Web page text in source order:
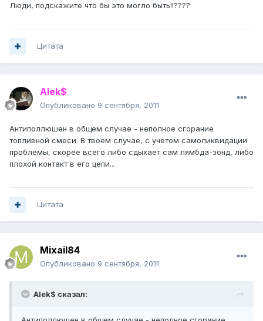
Люди, подскажите что бы это могло быть!!????
Цитата
Alek$
Опубликовано 9 сентября, 2011
Антиполлюшен в общем случае - неполное сгорание
топливной смеси. В твоем случае, с учетом самоликвидации
проблемы, скорее всего либо сдыхает сам лямбда-зонд, либо
плохой контакт в его цепи...
Цитата
Mixail84
Опубликовано 9 сентября, 2011
Alek$ сказал: